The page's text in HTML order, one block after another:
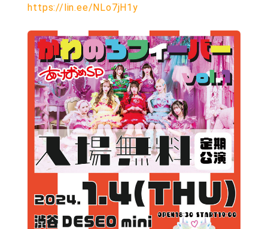
https://lin.ee/NLo7jH1y